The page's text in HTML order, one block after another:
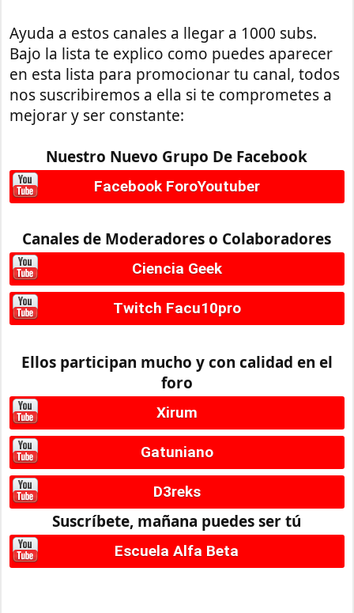
Ayuda a estos canales a llegar a 1000 subs.
Bajo la lista te explico como puedes aparecer
en esta lista para promocionar tu canal, todos
nos suscribiremos a ella si te comprometes a
mejorar y ser constante:
Nuestro Nuevo Grupo De Facebook
Facebook ForoYoutuber
Canales de Moderadores o Colaboradores
Ciencia Geek
Twitch Facu10pro
Ellos participan mucho y con calidad en el
foro
Xirum
Gatuniano
D3reks
Suscríbete, mañana puedes ser tú
Escuela Alfa Beta